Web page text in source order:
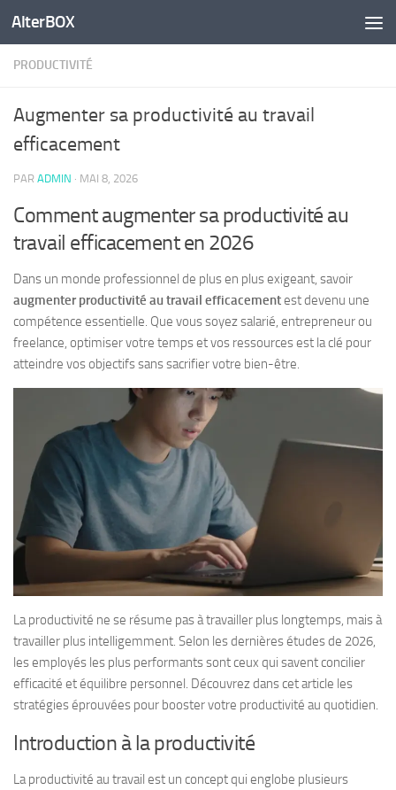
Skip to content
AlterBOX
PRODUCTIVITÉ
Augmenter sa productivité au travail
efficacement
PAR ADMIN · MAI 8, 2026
Comment augmenter sa productivité au
travail efficacement en 2026
Dans un monde professionnel de plus en plus exigeant, savoir
augmenter productivité au travail efficacementest devenu une
compétence essentielle. Que vous soyez salarié, entrepreneur ou
freelance, optimiser votre temps et vos ressources est la clé pour
atteindre vos objectifs sans sacrifier votre bien-être.
La productivité ne se résume pas à travailler plus longtemps, mais à
travailler plus intelligemment. Selon les dernières études de 2026,
les employés les plus performants sont ceux qui savent concilier
efficacité et équilibre personnel. Découvrez dans cet article les
stratégies éprouvées pour booster votre productivité au quotidien.
Introduction à la productivité
La productivité au travail est un concept qui englobe plusieurs